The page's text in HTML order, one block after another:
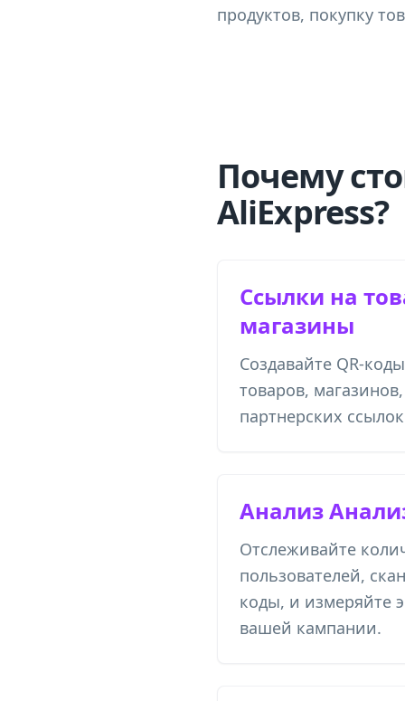
продуктов, покупку
Почему
AliExpress?
Ссылки на
магазины
Создавайте QR-
товаров,
партнерских
Анализ
Отслеживайте
пользователей,
коды, и измеряйте
вашей кампании.